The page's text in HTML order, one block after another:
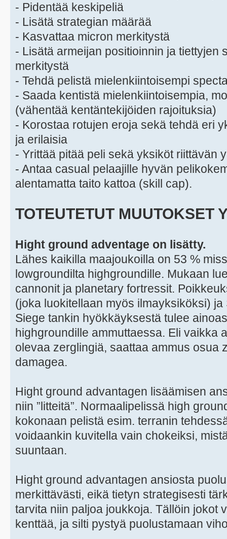
- Pidentää keskipeliä
- Lisätä strategian määrää
- Kasvattaa micron merkitystä
- Lisätä armeijan positioinnin ja tiettyjen
merkitystä
- Tehdä pelistä mielenkiintoisempi
- Saada kentistä mielenkiintoisempia,
(vähentää kentäntekijöiden rajoituksia)
- Korostaa rotujen eroja sekä tehdä eri
ja erilaisia
- Yrittää pitää peli sekä yksiköt riittävän
- Antaa casual pelaajille hyvän
alentamatta taito kattoa (skill cap).
TOTEUTETUT MUUTOKSET
Hight ground adventage on lisätty.
Lähes kaikilla maajoukoilla on 53 %
lowgroundilta highgroundille. Mukaan
cannonit ja planetary fortressit.
(joka luokitellaan myös ilmayksiköksi)
Siege tankin hyökkäyksestä tulee
highgroundille ammuttaessa. Eli vaikka
olevaa zerglingiä, saattaa ammus osua
damagea.
Hight ground advantagen lisäämisen
niin ”litteitä”. Normaalipelissä high
kokonaan pelistä esim. terranin
voidaankin kuvitella vain chokeiksi,
suuntaan.
Hight ground advantagen ansiosta
merkittävästi, eikä tietyn strategisesti
tarvita niin paljoa joukkoja. Tällöin jokot
kenttää, ja silti pystyä puolustamaan